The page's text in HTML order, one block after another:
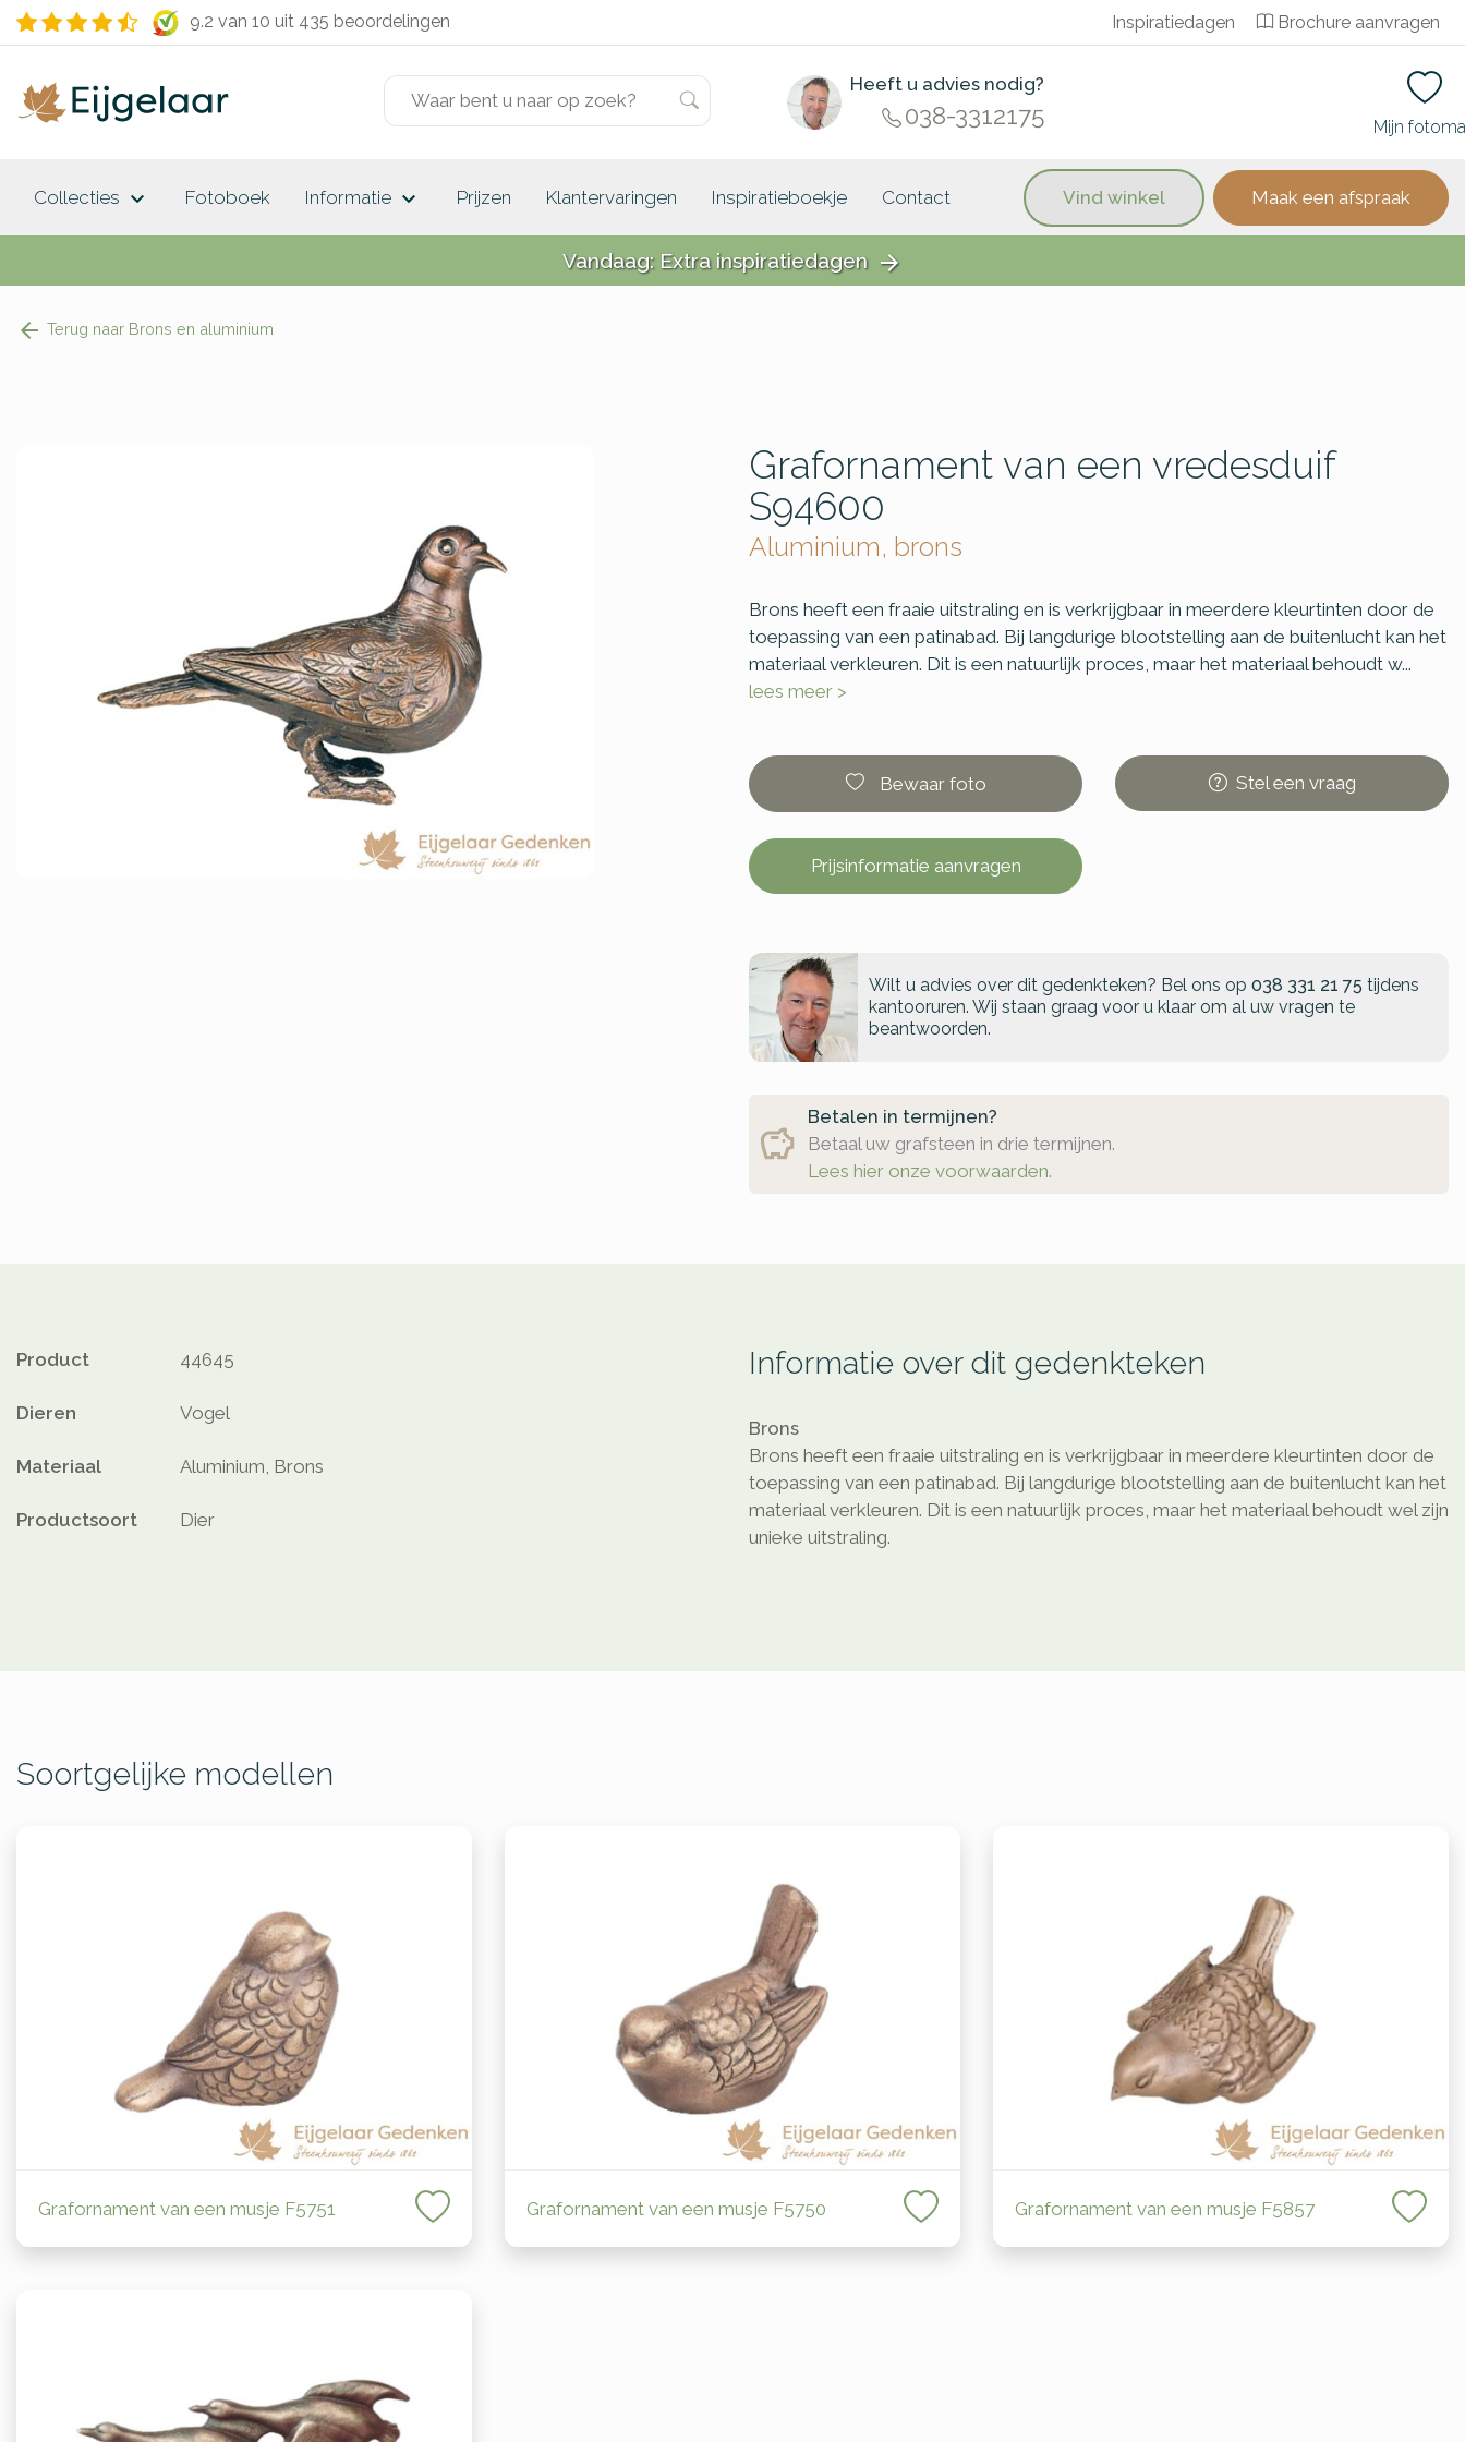
9.2 van 10 uit 435 beoordelingen Inspiratiedagen Brochure aanvragen
Heeft u advies nodig?
038-3312175 Mijn
Collecties keyboard_arrow_down Fotoboek Informatie keyboard_arrow_down Prijzen Klantervaringen Inspiratieboekje Contact Vind winkel Maak een afspraak
Vandaag: Extra inspiratiedagen arrow_forward
Terug naar Brons en aluminium
Grafornament van een vredesduif
S94600
Aluminium, brons
Brons heeft een fraaie uitstraling en is verkrijgbaar in meerdere kleurtinten door de
toepassing van een patinabad. Bij langdurige blootstelling aan de buitenlucht kan het
materiaal verkleuren. Dit is een natuurlijk proces, maar het materiaal behoudt w...
lees meer >
Bewaar foto Steleen vraag
Prijsinformatie aanvragen
Wilt u advies over dit gedenkteken? Bel ons op 038 331 21 75 tijdens
kantooruren. Wij staan graag voor u klaar om al uw vragen te
beantwoorden.
Betalen in termijnen?
Betaal uw grafsteen in drie termijnen.
Lees hier onze voorwaarden.
Product 44645
Dieren Vogel
Materiaal Aluminium, Brons
Productsoort Dier
Informatie over dit gedenkteken
Brons
Brons heeft een fraaie uitstraling en is verkrijgbaar in meerdere kleurtinten door de
toepassing van een patinabad. Bij langdurige blootstelling aan de buitenlucht kan het
materiaal verkleuren. Dit is een natuurlijk proces, maar het materiaal behoudt wel zijn
unieke uitstraling.
Soortgelijke modellen
Grafornament van een musje F5751 Grafornament van een musje F5750 Grafornament van een musje F5857